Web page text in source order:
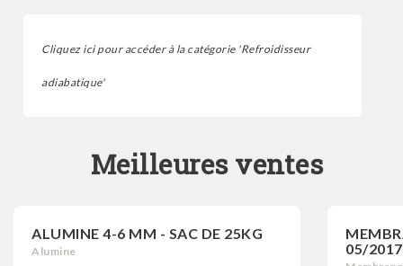
Cliquez ici pour accéder à la catégorie 'Refroidisseur
adiabatique'
Meilleures ventes
ALUMINE 4-6 MM - SAC DE 25KG
Alumine
05/2017